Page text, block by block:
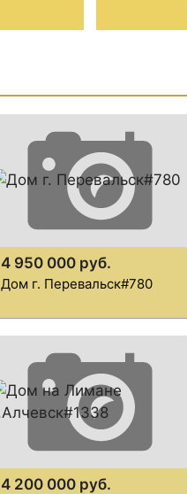
4 950 000 руб.
Дом г. Перевальск#780
4 200 000 руб.